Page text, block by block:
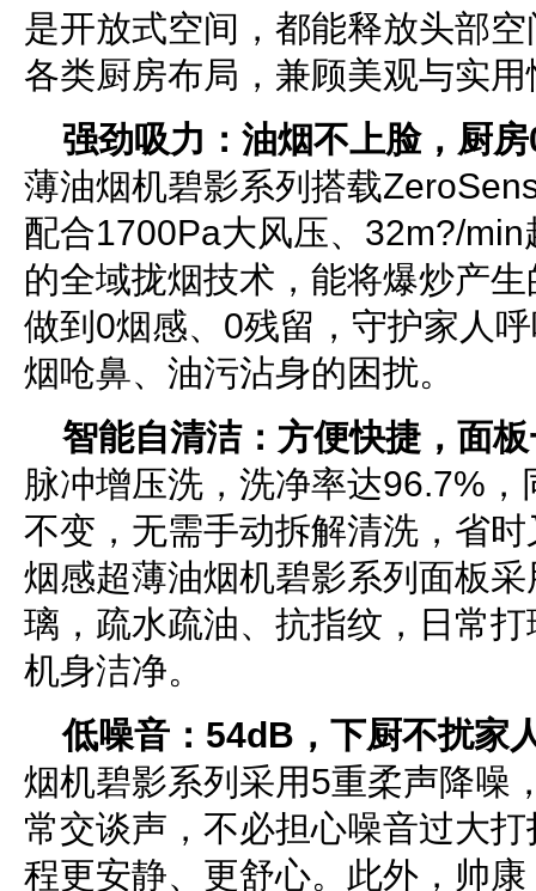
是开放式空间，都能释放头部
各类厨房布局，兼顾美观与实用
强劲吸力：油烟不上脸，厨
薄油烟机碧影系列搭载
配合1700Pa大风压、32m?/
的全域拢烟技术，能将爆炒产
做到0烟感、0残留，守护家人
烟呛鼻、油污沾身的困扰。
智能自清洁：方便快捷，面
脉冲增压洗，洗净率达96.7%
不变，无需手动拆解清洗，省
烟感超薄油烟机碧影系列面板
璃，疏水疏油、抗指纹，日常
机身洁净。
低噪音：54dB，下厨不扰家
烟机碧影系列采用5重柔声降噪
常交谈声，不必担心噪音过大
程更安静、更舒心。此外，帅